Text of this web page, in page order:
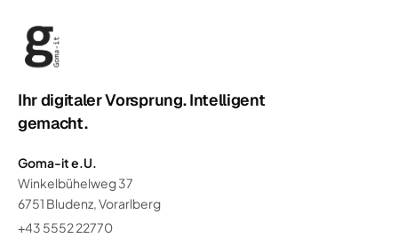
Ihr digitaler Vorsprung. Intelligent
gemacht.
Goma-it e.U.
Winkelbühelweg 37
6751 Bludenz, Vorarlberg
+43 5552 22770